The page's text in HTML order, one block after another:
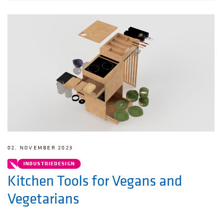
02. NOVEMBER 2023
INDUSTRIEDESIGN
Kitchen Tools for Vegans and
Vegetarians